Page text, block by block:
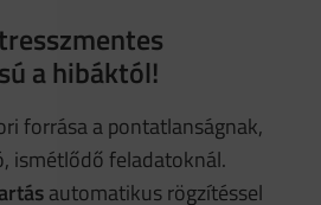
a hibáktól!
forrása a pontatlanságnak,
ismétlődő feladatoknál.
automatikus rögzítéssel